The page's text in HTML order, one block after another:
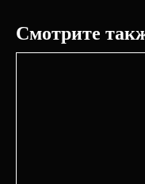
Смотрите